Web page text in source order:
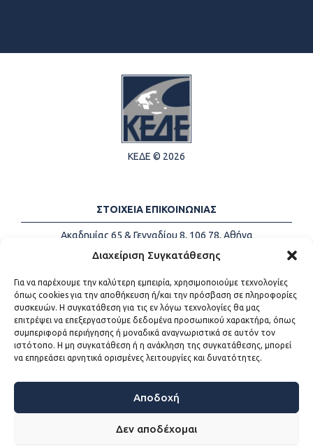
Διαχείριση Συγκατάθεσης
Για να παρέχουμε την καλύτερη εμπειρία, χρησιμοποιούμε τεχνολογίες
όπως cookies για την αποθήκευση ή/και την πρόσβαση σε πληροφορίες
συσκευών. Η συγκατάθεση για τις εν λόγω τεχνολογίες θα μας
επιτρέψει να επεξεργαστούμε δεδομένα προσωπικού χαρακτήρα, όπως
συμπεριφορά περιήγησης ή μοναδικά αναγνωριστικά σε αυτόν τον
ιστότοπο. Η μη συγκατάθεση ή η ανάκληση της συγκατάθεσης, μπορεί
να επηρεάσει αρνητικά ορισμένες λειτουργίες και δυνατότητες.
Αποδοχή
Δεν αποδέχομαι
ΚΕΔΕ © 2026
ΣΤΟΙΧΕΙΑ ΕΠΙΚΟΙΝΩΝΙΑΣ
Ακαδημίας 65 & Γενναδίου 8, 106 78, Αθήνα
Τηλέφωνα:
+30 213-2147500
Email:
info@kede.gr
ΧΡΗΣΙΜΟΙ ΣΥΝΔΕΣΜΟΙ
Η ΚΕΔΕ
Sitemap
Προσβασιμότητα
Όροι χρήσης